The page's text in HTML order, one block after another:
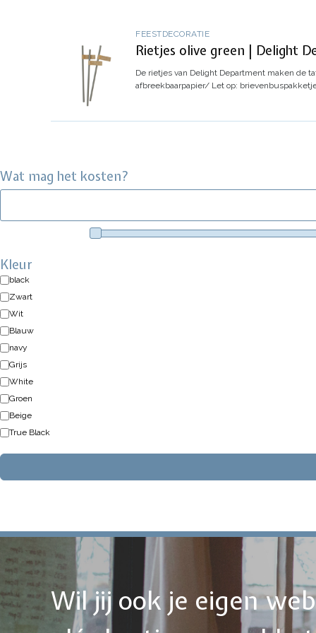
FEESTDECORATIE
Rietjes olive green | Delight
De rietjes van Delight Department maken de
afbreekbaarpapier/ Let op:
Wat mag het kosten?
Kleur
black
Zwart
Wit
Blauw
navy
Grijs
White
Groen
Beige
True Black
Wil jij ook je eigen